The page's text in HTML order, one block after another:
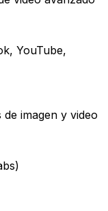
YouTube,
imagen y video